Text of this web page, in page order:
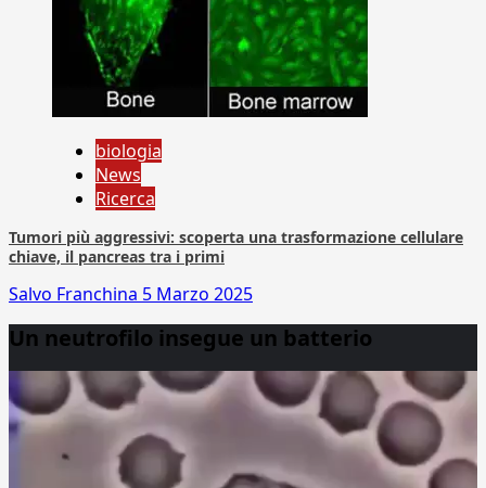
biologia
News
Ricerca
Tumori più aggressivi: scoperta una trasformazione cellulare
chiave, il pancreas tra i primi
Salvo Franchina 5 Marzo 2025
Un neutrofilo insegue un batterio
Player